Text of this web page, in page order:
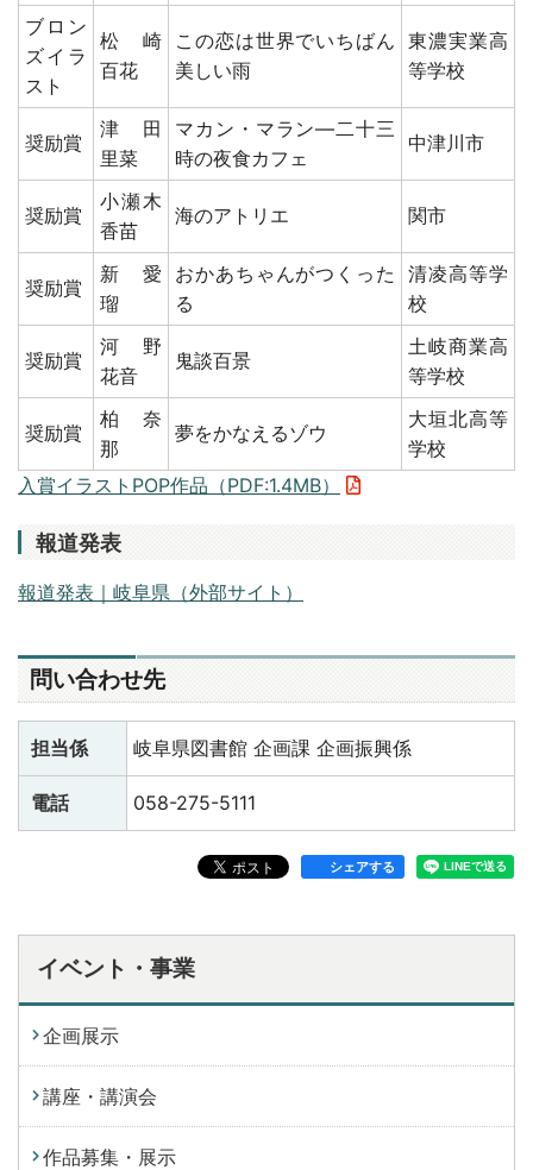
ブロン
ズイラ
スト
松崎
百花
この恋は世界でいちばん
美しい雨
東濃実業高
等学校
奨励賞
津田
里菜
マカン・マラン―二十三
時の夜食カフェ
中津川市
奨励賞
小瀬木
香苗
海のアトリエ 関市
奨励賞
新 愛
瑠
おかあちゃんがつくった
る
清凌高等学
校
奨励賞
河野
花音
鬼談百景
土岐商業高
等学校
奨励賞
柏 奈
那
夢をかなえるゾウ
大垣北高等
学校
入賞イラストPOP作品（PDF:1.4MB）
報道発表
報道発表｜岐阜県（外部サイト）
問い合わせ先
担当係 岐阜県図書館 企画課 企画振興係
電話 058-275-5111
シェアする
イベント・事業
企画展示
講座・講演会
作品募集・展示